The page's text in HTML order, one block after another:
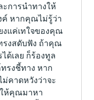
การนำทางให้
หากคุณไม่รู้ว่า
งแค่เทใจของคุณ
รงสดับฟัง ถ้าคุณ
ด้เลย ก็ร้องทูล
รงชี้ทาง หาก
คาดหวังว่าจะ
ห้คุณมาหา